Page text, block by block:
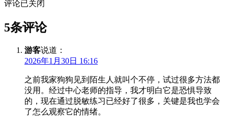
评论已关闭
5条评论
游客说道：
2026年1月30日 16:16
之前我家狗狗见到陌生人就叫个不停，试过很多方法都
没用。经过中心老师的指导，我才明白它是恐惧导致
的，现在通过脱敏练习已经好了很多，关键是我也学会
了怎么观察它的情绪。